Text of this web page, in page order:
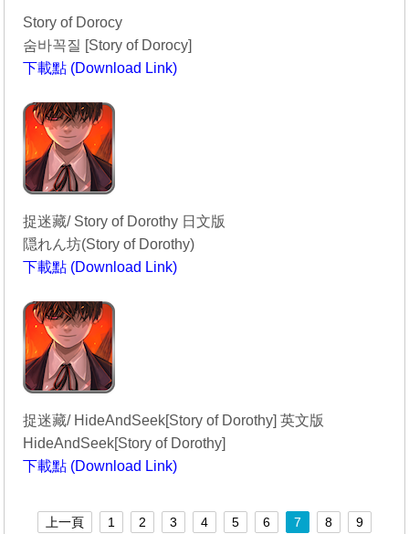
Story of Dorocy
숨바꼭질 [Story of Dorocy]
下載點 (Download Link)
捉迷藏/ Story of Dorothy 日文版
隠れん坊(Story of Dorothy)
下載點 (Download Link)
捉迷藏/ HideAndSeek[Story of Dorothy] 英文版
HideAndSeek[Story of Dorothy]
下載點 (Download Link)
上一頁 1 2 3 4 5 6 7 8
9